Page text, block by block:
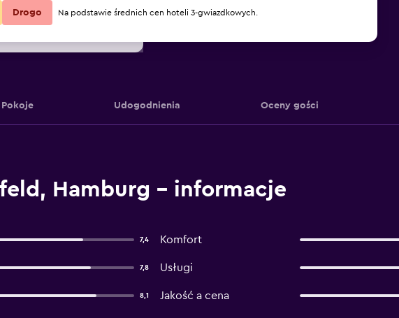
270 zł
Pokoje Udogodnienia Oceny gości
Hamburg – informacje
7,4 Komfort
7,8 Usługi
8,1 Jakość a cena
Drogo Na podstawie średnich cen hoteli 3-gwiazdkowych.